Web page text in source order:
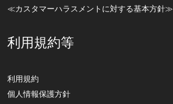
≪カスタマーハラスメントに対する基本方針≫
利用規約等
利用規約
個人情報保護方針